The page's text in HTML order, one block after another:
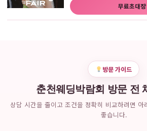
무료초대
방문 가이드
춘천웨딩박람회 방문 전
상담 시간을 줄이고 조건을 정확히 비교하려면 아
좋습니다.